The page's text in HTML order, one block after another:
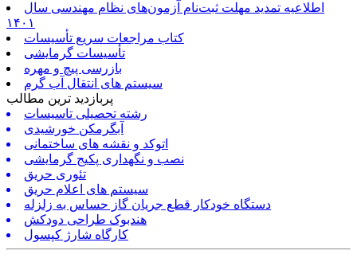
اطلاعیه تمدید مهلت ثبت‌نام آزمون‌های نظام مهندسی سال
۱۴۰۱
کتاب مراجعات سریع تأسیسات
تأسیسات گرمایشی
بازرسی پیچ و مهره
سیستم های انتقال آب گرم
پربازدید ترین مطالب
رشته تحصیلی تاسیسات
آبگرمکن خورشیدی
اتوکد و نقشه های ساختمانی
نصب و نگهداری پکیج گرمایشی
تئوری حریق
سیستم های اعلام حریق
دستگاه خودکار قطع جریان گاز حساس به زلزله
هندبوک طراحی دودکش
کارگاه شارژ کپسول